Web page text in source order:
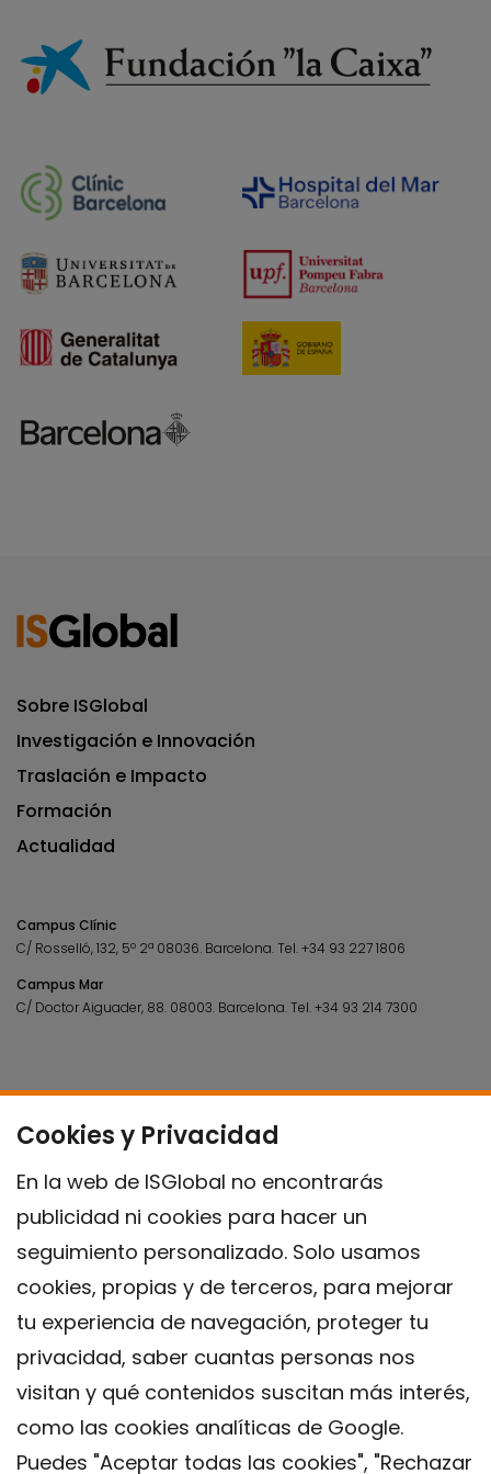
Cookies y Privacidad
En la web de ISGlobal no encontrarás
publicidad ni cookies para hacer un
seguimiento personalizado. Solo usamos
cookies, propias y de terceros, para mejorar
tu experiencia de navegación, proteger tu
privacidad, saber cuantas personas nos
visitan y qué contenidos suscitan más interés,
como las cookies analíticas de Google.
Puedes "Aceptar todas las cookies", "Rechazar
Sobre ISGlobal
Investigación e Innovación
Traslación e Impacto
Formación
Actualidad
Campus Clínic
C/ Rosselló, 132, 5º 2ª 08036. Barcelona.Tel.+34 93 227 1806
Campus Mar
C/ Doctor Aiguader, 88. 08003. Barcelona.Tel.+34 93 214 7300